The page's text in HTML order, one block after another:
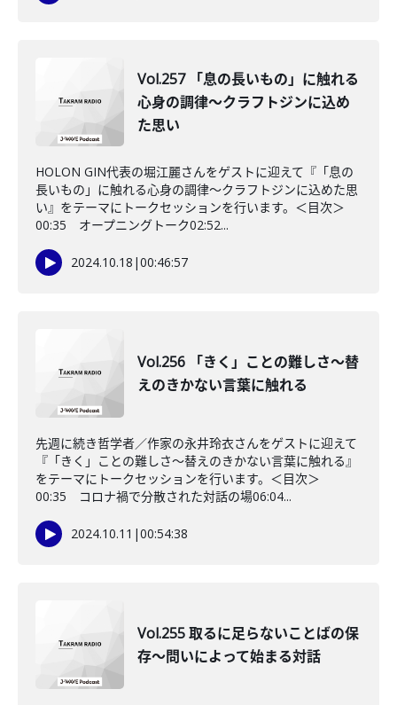
Vol.257 「息の長いもの」に触れる
心身の調律～クラフトジンに込め
た思い
HOLON GIN代表の堀江麗さんをゲストに迎えて『「息の
長いもの」に触れる心身の調律～クラフトジンに込めた思
い』をテーマにトークセッションを行います。＜目次＞
00:35 オープニングトーク02:52...
2024.10.18 |00:46:57
Vol.256 「きく」ことの難しさ～替
えのきかない言葉に触れる
先週に続き哲学者／作家の永井玲衣さんをゲストに迎えて
『「きく」ことの難しさ～替えのきかない言葉に触れる』
をテーマにトークセッションを行います。＜目次＞
00:35 コロナ禍で分散された対話の場06:04...
2024.10.11 |00:54:38
Vol.255 取るに足らないことばの保
存～問いによって始まる対話